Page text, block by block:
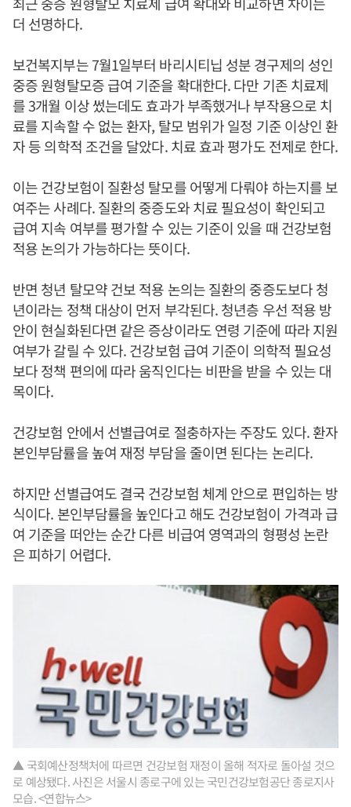
더 선명하다.
보건복지부는 7월1일부터 바리시티닙 성분 경구제의 성인
중증 원형탈모증 급여 기준을 확대한다. 다만 기존 치료제
를 3개월 이상 썼는데도 효과가 부족했거나 부작용으로 치
료를 지속할 수 없는 환자, 탈모 범위가 일정 기준 이상인 환
자 등 의학적 조건을 달았다. 치료 효과 평가도 전제로 한다.
이는 건강보험이 질환성 탈모를 어떻게 다뤄야 하는지를 보
여주는 사례다. 질환의 중증도와 치료 필요성이 확인되고
급여 지속 여부를 평가할 수 있는 기준이 있을 때 건강보험
적용 논의가 가능하다는 뜻이다.
반면 청년 탈모약 건보 적용 논의는 질환의 중증도보다 청
년이라는 정책 대상이 먼저 부각된다. 청년층 우선 적용 방
안이 현실화된다면 같은 증상이라도 연령 기준에 따라 지원
여부가 갈릴 수 있다. 건강보험 급여 기준이 의학적 필요성
보다 정책 편의에 따라 움직인다는 비판을 받을 수 있는 대
목이다.
건강보험 안에서 선별급여로 절충하자는 주장도 있다. 환자
본인부담률을 높여 재정 부담을 줄이면 된다는 논리다.
하지만 선별급여도 결국 건강보험 체계 안으로 편입하는 방
식이다. 본인부담률을 높인다고 해도 건강보험이 가격과 급
여 기준을 떠안는 순간 다른 비급여 영역과의 형평성 논란
은 피하기 어렵다.
▲ 국회예산정책처에 따르면 건강보험 재정이 올해 적자로 돌아설 것으
로 예상됐다. 사진은 서울시 종로구에 있는 국민건강보험공단 종로지사
모습. <연합뉴스>